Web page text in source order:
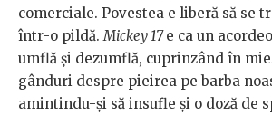
comerciale. Povestea e liberă să se
într-o pildă.Mickey 17e ca un
umflă și dezumflă, cuprinzând în
gânduri despre pieirea pe barba
amintindu-și să insufle și o doză de